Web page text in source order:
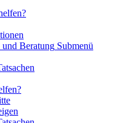
Beratung Submenü